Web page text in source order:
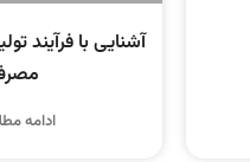
آشنایی با فرآیند
ادامه